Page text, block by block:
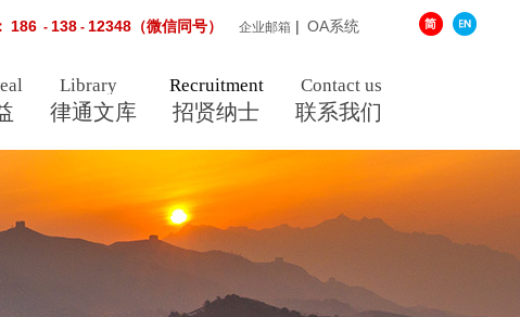
律通文库 招贤纳士 联系我们
186 - 138 - 12348（微信同号） 企业邮箱 | OA系统
Library Contact us
Recruitment